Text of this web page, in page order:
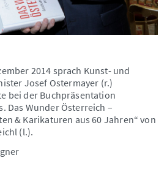
2014 sprach Kunst- und
Josef Ostermayer (r.)
bei der Buchpräsentation
Das Wunder Österreich –
& Karikaturen aus 60 Jahren“ von
(l.).